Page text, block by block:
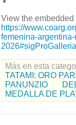
View the
https://
femenina-
Más en esta
TATAMI: ORO
PANUNZIO
MEDALLA DE